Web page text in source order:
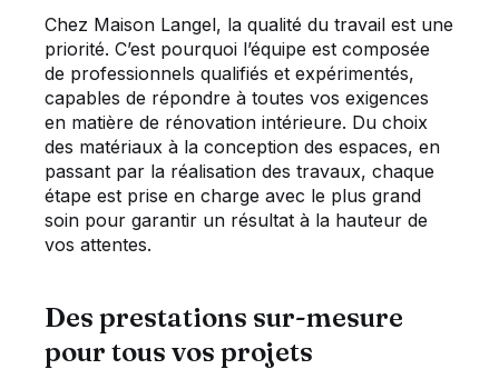
Chez Maison Langel, la qualité du travail est une
priorité. C’est pourquoi l’équipe est composée
de professionnels qualifiés et expérimentés,
capables de répondre à toutes vos exigences
en matière de rénovation intérieure. Du choix
des matériaux à la conception des espaces, en
passant par la réalisation des travaux, chaque
étape est prise en charge avec le plus grand
soin pour garantir un résultat à la hauteur de
vos attentes.
Des prestations sur-mesure
pour tous vos projets